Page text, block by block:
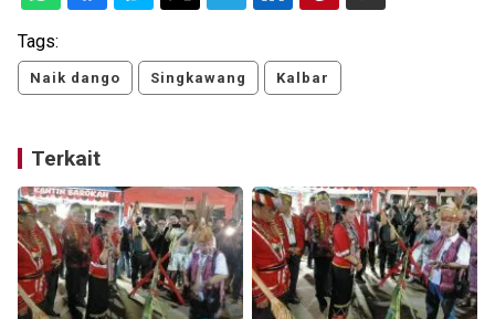
Tags:
Naik dango Singkawang Kalbar
Terkait